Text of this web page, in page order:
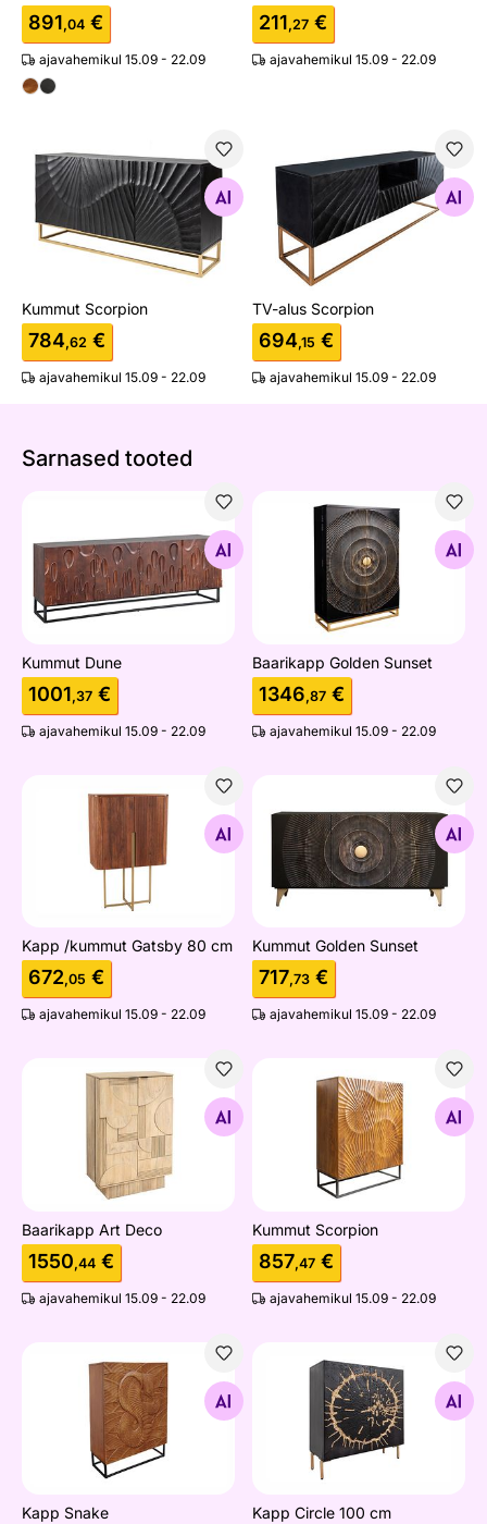
891,04 €
ajavahemikul 15.09 - 22.09
211,27 €
ajavahemikul 15.09 - 22.09
Kummut Scorpion
Otsi sarnaseid
Kummut Scorpion
784,62 €
ajavahemikul 15.09 - 22.09
TV-alus Scorpion
Otsi sarnaseid
TV-alus Scorpion
694,15 €
ajavahemikul 15.09 - 22.09
Sarnased tooted
Otsi sarnaseid
Kummut Dune
1001,37 €
ajavahemikul 15.09 - 22.09
Baarikapp Golden Sunset
Otsi sarnaseid
Baarikapp Golden Sunset
1346,87 €
ajavahemikul 15.09 - 22.09
Kapp /kummut Gatsby 80 cm
Otsi sarnaseid
Kapp /kummut Gatsby 80 cm
672,05 €
ajavahemikul 15.09 - 22.09
Kummut Golden Sunset
Otsi sarnaseid
Kummut Golden Sunset
717,73 €
ajavahemikul 15.09 - 22.09
Baarikapp Art Deco
Otsi sarnaseid
Baarikapp Art Deco
1550,44 €
ajavahemikul 15.09 - 22.09
Kummut Scorpion
Otsi sarnaseid
Kummut Scorpion
857,47 €
ajavahemikul 15.09 - 22.09
Kapp Snake
Otsi sarnaseid
Kapp Snake
Kapp Circle 100 cm
Otsi sarnaseid
Kapp Circle 100 cm